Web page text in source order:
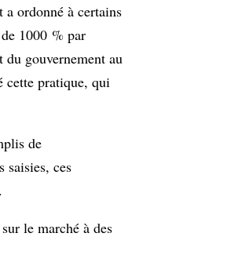
a ordonné à certains
1000 % par
gouvernement au
cette pratique, qui
de
saisies, ces
le marché à des